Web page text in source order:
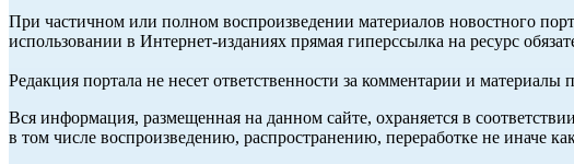
При частичном или полном воспроизведении материалов новостного
использовании в Интернет-изданиях прямая гиперссылка на ресурс
Редакция портала не несет ответственности за комментарии и материалы
Вся информация, размещенная на данном сайте, охраняется в
в том числе воспроизведению, распространению, переработке не иначе